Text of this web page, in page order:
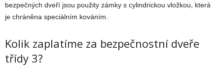
bezpečných dveří jsou použity zámky s cylindrickou vložkou, která
je chráněna speciálním kováním.
Kolik zaplatíme za bezpečnostní dveře
třídy 3?